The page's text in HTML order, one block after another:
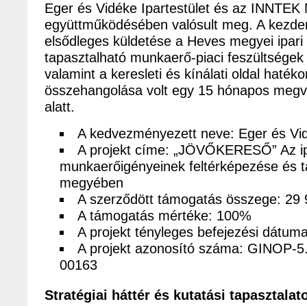
Eger és Vidéke Ipartestület és az INNTEK
együttműködésében valósult meg. A
elsődleges küldetése a Heves megyei
tapasztalható munkaerő-piaci
valamint a keresleti és kínálati oldal
összehangolása volt egy 15 hónapos
alatt.
A kedvezményezett neve: Eger és
A projekt címe: „JÖVŐKERESŐ” Az
munkaerőigényeinek feltérképezése és
megyében
A szerződött támogatás összege: 29
A támogatás mértéke: 100%
A projekt tényleges befejezési
A projekt azonosító száma: GINOP-
00163
Stratégiai háttér és kutatási